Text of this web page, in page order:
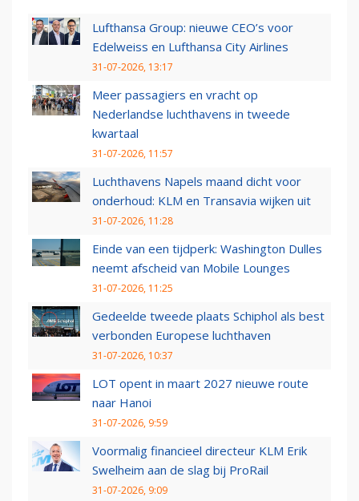
Lufthansa Group: nieuwe CEO’s voor
Edelweiss en Lufthansa City Airlines
31-07-2026, 13:17
Meer passagiers en vracht op
Nederlandse luchthavens in tweede
kwartaal
31-07-2026, 11:57
Luchthavens Napels maand dicht voor
onderhoud: KLM en Transavia wijken uit
31-07-2026, 11:28
Einde van een tijdperk: Washington Dulles
neemt afscheid van Mobile Lounges
31-07-2026, 11:25
Gedeelde tweede plaats Schiphol als best
verbonden Europese luchthaven
31-07-2026, 10:37
LOT opent in maart 2027 nieuwe route
naar Hanoi
31-07-2026, 9:59
Voormalig financieel directeur KLM Erik
Swelheim aan de slag bij ProRail
31-07-2026, 9:09